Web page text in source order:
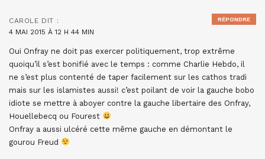
CAROLE DIT :
4 MAI 2015 À 12 H 44 MIN
Oui Onfray ne doit pas exercer politiquement, trop extrême
quoiqu’il s’est bonifié avec le temps : comme Charlie Hebdo, il
ne s’est plus contenté de taper facilement sur les cathos tradi
mais sur les islamistes aussi! c’est poilant de voir la gauche bobo
idiote se mettre à aboyer contre la gauche libertaire des Onfray,
Houellebecq ou Fourest
Onfray a aussi ulcéré cette même gauche en démontant le
gourou Freud
RÉPONDRE